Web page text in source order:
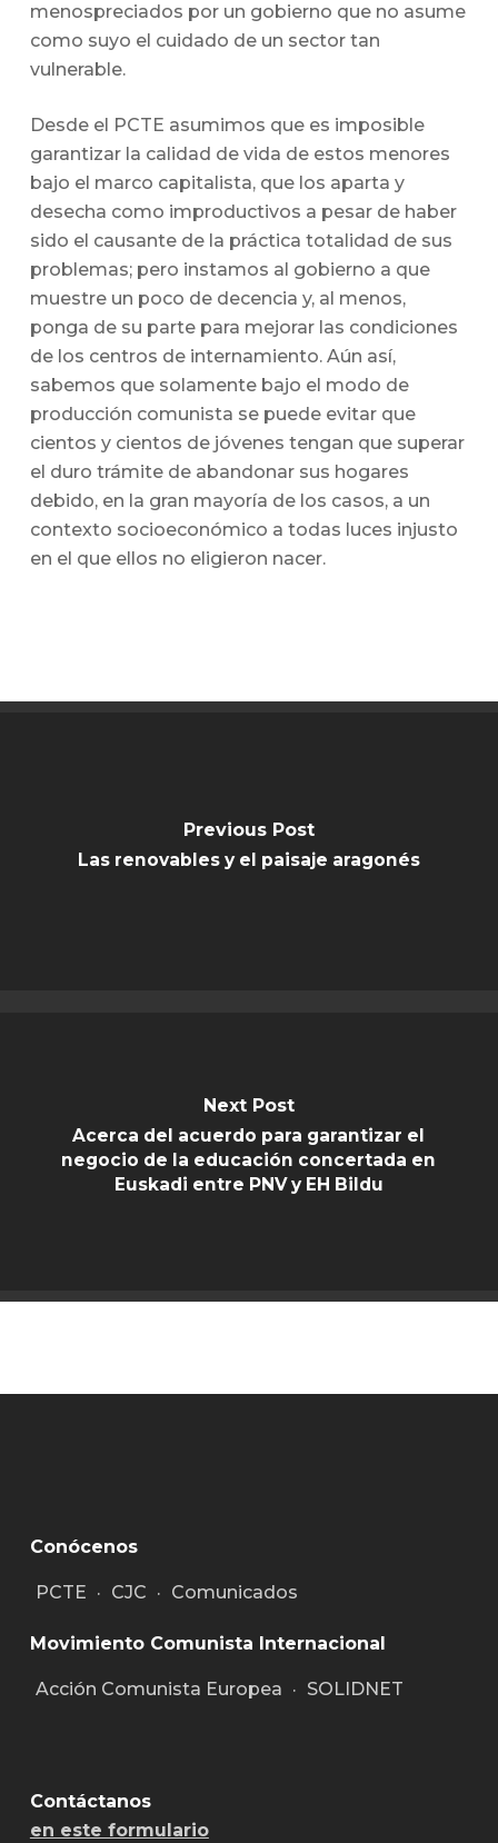
menospreciados por un gobierno que no asume
como suyo el cuidado de un sector tan
vulnerable.
Desde el PCTE asumimos que es imposible
garantizar la calidad de vida de estos menores
bajo el marco capitalista, que los aparta y
desecha como improductivos a pesar de haber
sido el causante de la práctica totalidad de sus
problemas; pero instamos al gobierno a que
muestre un poco de decencia y, al menos,
ponga de su parte para mejorar las condiciones
de los centros de internamiento. Aún así,
sabemos que solamente bajo el modo de
producción comunista se puede evitar que
cientos y cientos de jóvenes tengan que superar
el duro trámite de abandonar sus hogares
debido, en la gran mayoría de los casos, a un
contexto socioeconómico a todas luces injusto
en el que ellos no eligieron nacer.
Previous Post
Las renovables y el paisaje aragonés
Next Post
Acerca del acuerdo para garantizar el
negocio de la educación concertada en
Euskadi entre PNV y EH Bildu
Conócenos
PCTE · CJC · Comunicados
Movimiento Comunista Internacional
Acción Comunista Europea · SOLIDNET
Contáctanos
en este formulario